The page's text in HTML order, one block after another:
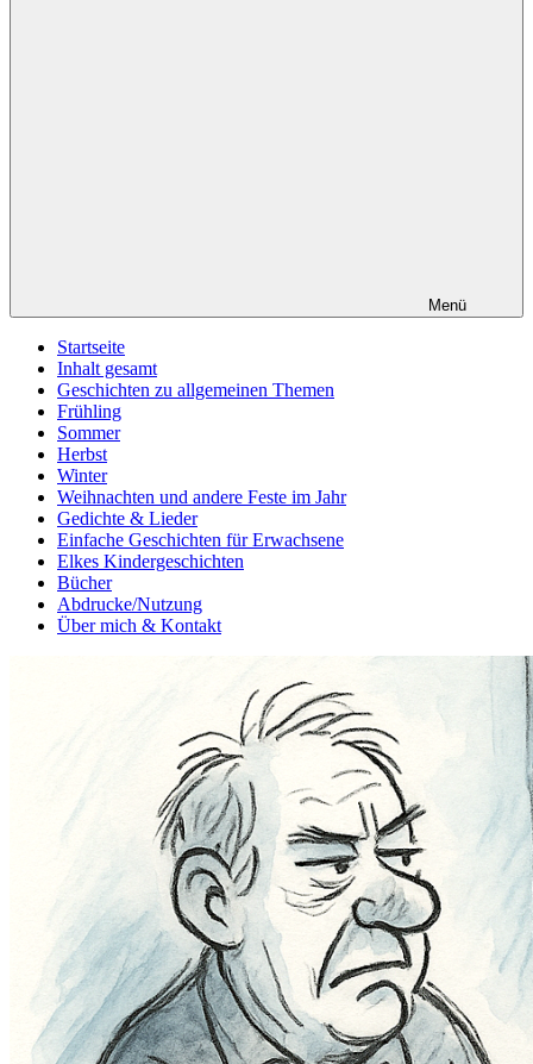
Menü
Startseite
Inhalt gesamt
Geschichten zu allgemeinen Themen
Frühling
Sommer
Herbst
Winter
Weihnachten und andere Feste im Jahr
Gedichte & Lieder
Einfache Geschichten für Erwachsene
Elkes Kindergeschichten
Bücher
Abdrucke/Nutzung
Über mich & Kontakt